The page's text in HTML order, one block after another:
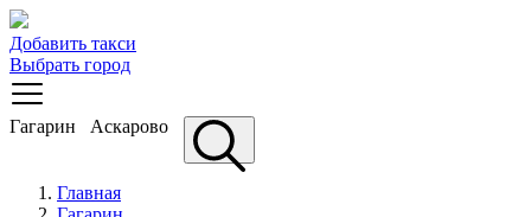
Добавить такси
Выбрать город
Гагарин Аскарово
Главная